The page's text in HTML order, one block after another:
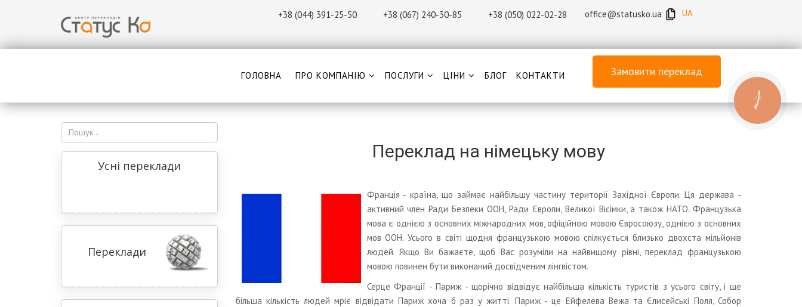
+38 (044) 391-25-50 +38 (067) 240-30-85 +38 (050) 022-02-28 office@statusko.ua UA
ГОЛОВНА ПРО КОМПАНІЮ ПОСЛУГИ ЦІНИ БЛОГ КОНТАКТИ Замовити переклад
Усні переклади
Переклади
Переклад на німецьку мову
Франція - країна, що займає найбільшу частину території Західної Європи. Ця держава -
активний член Ради Безпеки ООН, Ради Європи, Великої Вісімки, а також НАТО. Французька
мова є однією з основних міжнародних мов, офіційною мовою Євросоюзу, однією з основних
мов ООН. Усього в світі щодня французькою мовою спілкується близько двохста мільйонів
людей. Якщо Ви бажаєте, щоб Вас розуміли на найвищому рівні, переклад французькою
мовою повинен бути виконаний досвідченим лінгвістом.
Серце Франції - Париж - щорічно відвідує найбільша кількість туристів з усього світу, і ще
більша кількість людей мріє відвідати Париж хоча б раз у житті. Париж - це Ейфелева Вежа та Єлисейські Поля, Собор
КНОПКА
ЗВ'ЯЗКУ